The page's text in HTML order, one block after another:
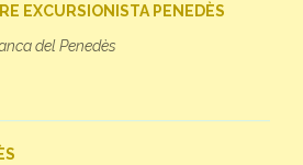
EXCURSIONISTA PENEDÈS
del Penedès